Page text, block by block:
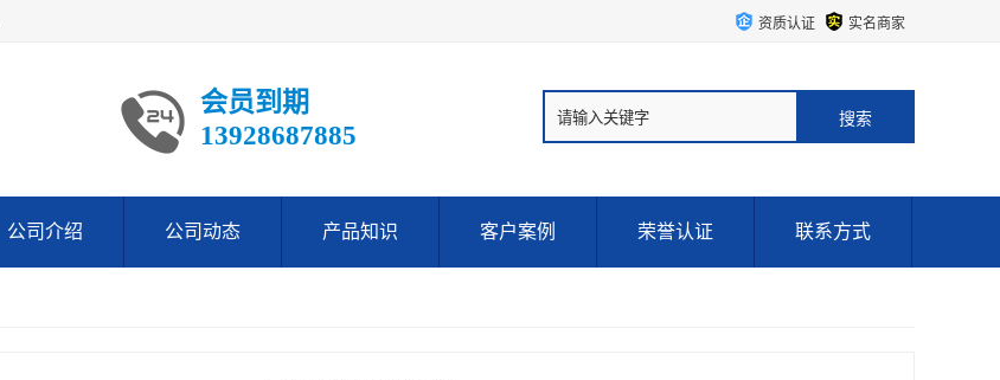
资质认证 实名商家
会员到期
13928687885
公司介绍 公司动态 产品知识 客户案例 荣誉认证 联系方式